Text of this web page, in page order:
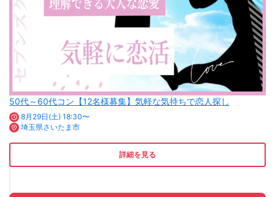
50代～60代コン【12名様募集】気軽な気持ちで恋人探し
8月29日(土) 18:30〜
埼玉県さいたま市
詳細を見る